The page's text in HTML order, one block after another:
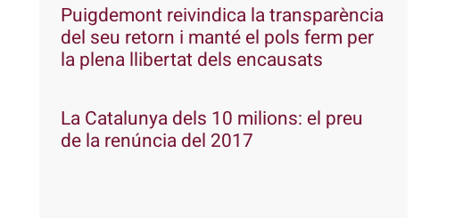
Puigdemont reivindica la transparència
del seu retorn i manté el pols ferm per
la plena llibertat dels encausats
La Catalunya dels 10 milions: el preu
de la renúncia del 2017